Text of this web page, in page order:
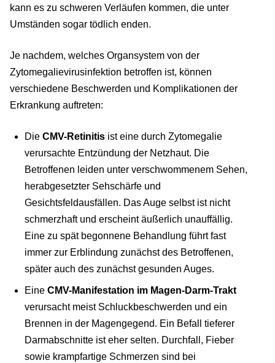
kann es zu schweren Verläufen kommen, die unter
Umständen sogar tödlich enden.
Je nachdem, welches Organsystem von der
Zytomegalievirusinfektion betroffen ist, können
verschiedene Beschwerden und Komplikationen der
Erkrankung auftreten:
Die CMV-Retinitis ist eine durch Zytomegalie
verursachte Entzündung der Netzhaut. Die
Betroffenen leiden unter verschwommenem Sehen,
herabgesetzter Sehschärfe und
Gesichtsfeldausfällen. Das Auge selbst ist nicht
schmerzhaft und erscheint äußerlich unauffällig.
Eine zu spät begonnene Behandlung führt fast
immer zur Erblindung zunächst des Betroffenen,
später auch des zunächst gesunden Auges.
Eine CMV-Manifestation im Magen-Darm-Trakt
verursacht meist Schluckbeschwerden und ein
Brennen in der Magengegend. Ein Befall tieferer
Darmabschnitte ist eher selten. Durchfall, Fieber
sowie krampfartige Schmerzen sind bei